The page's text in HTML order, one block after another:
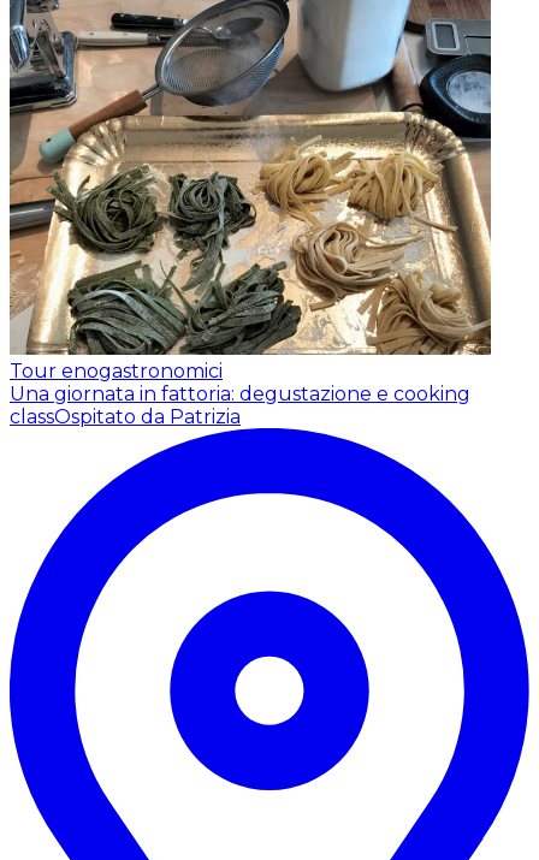
Tour enogastronomici
Una giornata in fattoria: degustazione e cooking
classOspitato da Patrizia